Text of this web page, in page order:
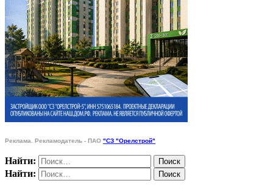
Реклама. Рекламодатель - ПАО "СЗ "Орелстрой"
Найти:
Найти: